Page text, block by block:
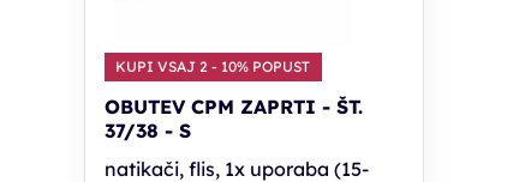
KUPI VSAJ 2 - 10% POPUST
OBUTEV CPM ZAPRTI - ŠT.
37/38 - S
natikači, flis, 1x uporaba (15-